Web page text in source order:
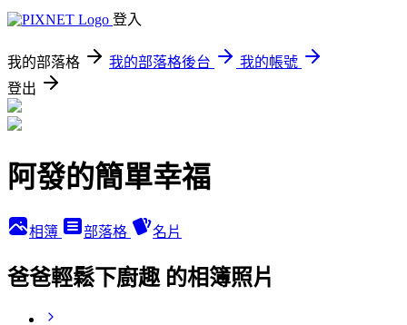
登入
我的部落格 我的部落格後台
我的帳號
登出
阿發的簡單幸福
相簿 部落格 名片
爸爸輕鬆下廚趣 的相簿照片